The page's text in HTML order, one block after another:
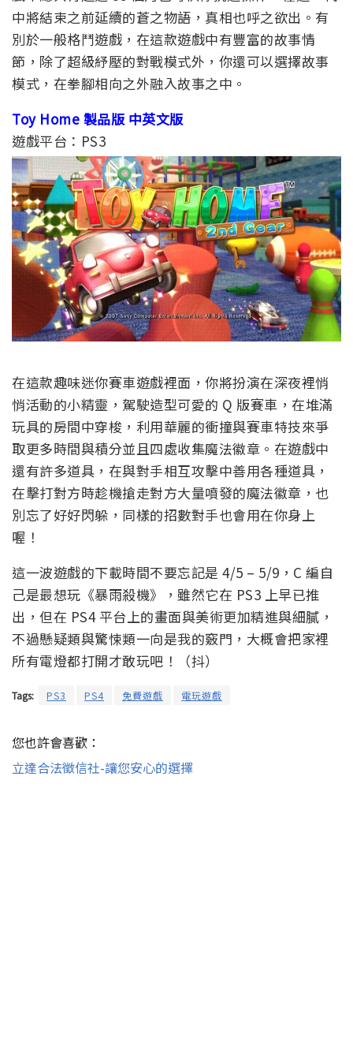
中將結束之前延續的蒼之物語，真相也呼之欲出。有
別於一般格鬥遊戲，在這款遊戲中有豐富的故事情
節，除了超級紓壓的對戰模式外，你還可以選擇故事
模式，在拳腳相向之外融入故事之中。
Toy Home 製品版 中英文版
遊戲平台：PS3
在這款趣味迷你賽車遊戲裡面，你將扮演在深夜裡悄
悄活動的小精靈，駕駛造型可愛的 Q 版賽車，在堆滿
玩具的房間中穿梭，利用華麗的衝撞與賽車特技來爭
取更多時間與積分並且四處收集魔法徽章。在遊戲中
還有許多道具，在與對手相互攻擊中善用各種道具，
在擊打對方時趁機搶走對方大量噴發的魔法徽章，也
別忘了好好閃躲，同樣的招數對手也會用在你身上
喔！
這一波遊戲的下載時間不要忘記是 4/5 – 5/9，C 編自
己是最想玩《暴雨殺機》，雖然它在 PS3 上早已推
出，但在 PS4 平台上的畫面與美術更加精進與細膩，
不過懸疑類與驚悚類一向是我的竅門，大概會把家裡
所有電燈都打開才敢玩吧！（抖）
Tags: PS3 PS4 免費遊戲 電玩遊戲
您也許會喜歡：
立達合法徵信社-讓您安心的選擇